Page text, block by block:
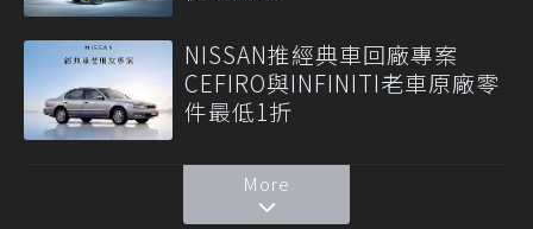
NISSAN推經典車回廠專案
CEFIRO與INFINITI老車原廠零
件最低1折
More